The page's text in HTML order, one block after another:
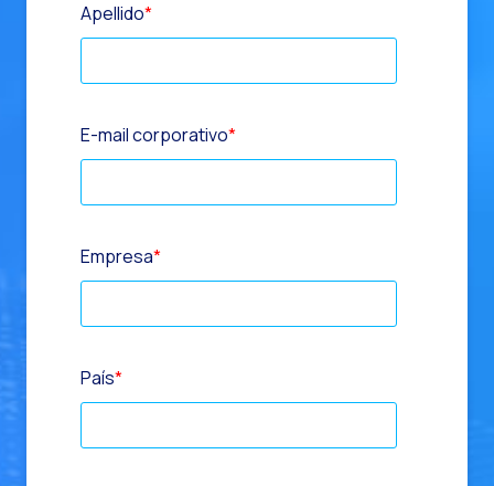
Apellido*
E-mail corporativo*
Empresa*
País*